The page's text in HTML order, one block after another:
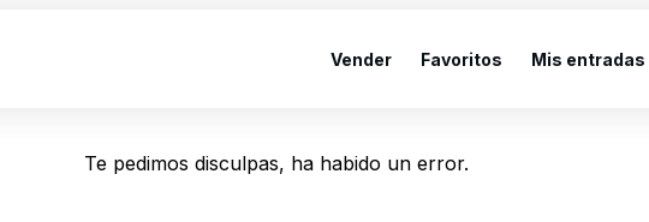
Vender Favoritos Mis entradas
Te pedimos disculpas, ha habido un error.